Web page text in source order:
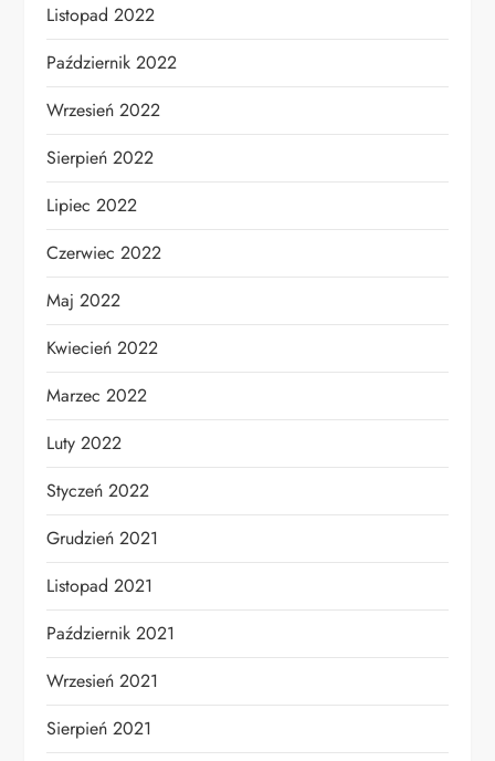
Listopad 2022
Październik 2022
Wrzesień 2022
Sierpień 2022
Lipiec 2022
Czerwiec 2022
Maj 2022
Kwiecień 2022
Marzec 2022
Luty 2022
Styczeń 2022
Grudzień 2021
Listopad 2021
Październik 2021
Wrzesień 2021
Sierpień 2021